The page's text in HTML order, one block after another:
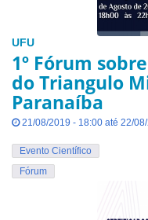
UFU
1º Fórum
do Triangulo
Paranaíba
21/08/2019 - 18:00 até 22/
Evento Científico
Fórum